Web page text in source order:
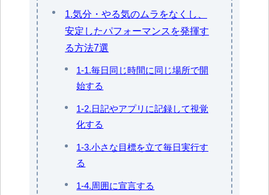
1.気分・やる気のムラをなくし、
安定したパフォーマンスを発揮す
る方法7選
1-1.毎日同じ時間に同じ場所で開
始する
1-2.日記やアプリに記録して視覚
化する
1-3.小さな目標を立て毎日実行す
る
1-4.周囲に宣言する